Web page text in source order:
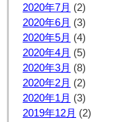
2020年7月 (2)
2020年6月 (3)
2020年5月 (4)
2020年4月 (5)
2020年3月 (8)
2020年2月 (2)
2020年1月 (3)
2019年12月 (2)